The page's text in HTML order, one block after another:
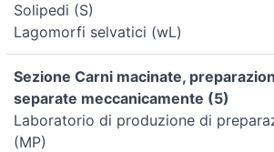
Solipedi (S)
Lagomorfi selvatici (wL)
Sezione Carni macinate,
separate meccanicamente (5)
Laboratorio di produzione di
(MP)